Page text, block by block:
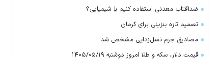
ضدآفتاب معدنی استفاده کنیم یا شیمیایی؟
تصمیم تازه بنزینی برای کرمان
مصادیق جرم نسل‌زدایی مشخص شد
قیمت دلار، سکه و طلا امروز دوشنبه ۱۴۰۵/۰۵/۱۹